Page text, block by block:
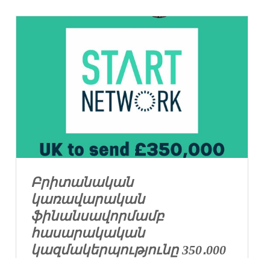
Բրիտանական
կառավարական
ֆինանսավորմամբ
հասարակական
կազմակերպությունը 350․000